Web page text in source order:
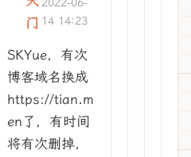
门
2022-06-
14 14:23
SKYue，有次
博客域名换成
https://tian.m
en了，有时间
将有次删掉，